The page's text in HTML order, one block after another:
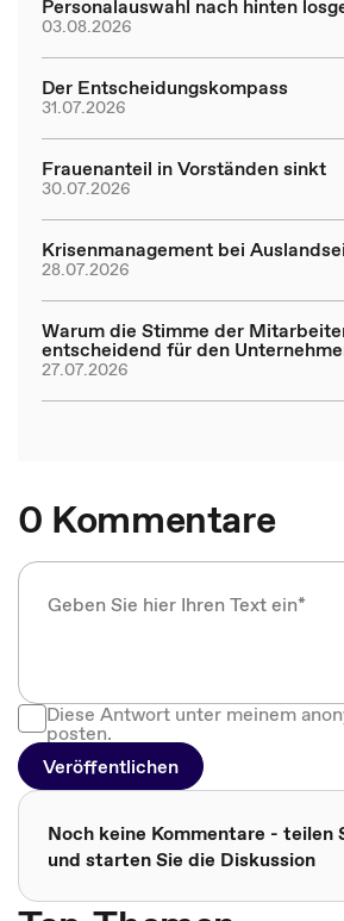
Personalauswahl nach hinten
03.08.2026
Der Entscheidungskompass
31.07.2026
Frauenanteil in Vorständen sinkt
30.07.2026
Krisenmanagement bei
28.07.2026
Warum die Stimme der
entscheidend für den
27.07.2026
0 Kommentare
Diese Antwort unter meinem
posten.
Veröffentlichen
Noch keine Kommentare - teilen
und starten Sie die Diskussion